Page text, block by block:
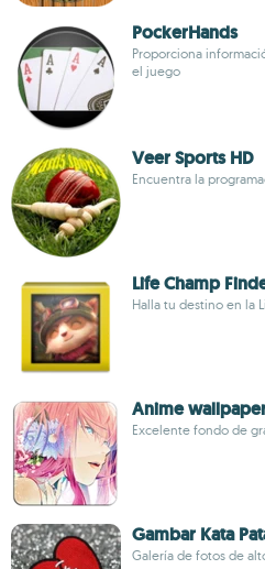
PockerHands
Proporciona
el juego
Veer Sports HD
Encuentra la
Life Champ
Halla tu destino en la
Anime
Excelente fondo de
Gambar Kata
Galería de fotos de